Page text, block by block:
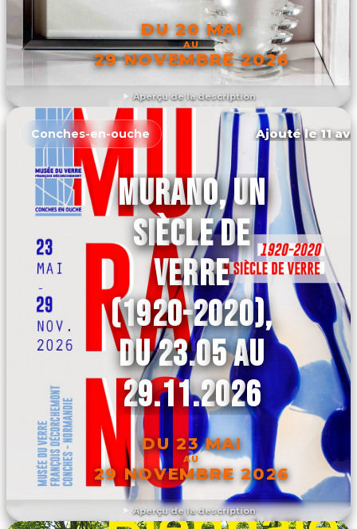
Aperçu de la description
DU 20 MAI
AU
29 NOVEMBRE 2026
DÉCOUVRIR L'ÉVÉNEMENT
Aperçu de la description
Conches-en-ouche Ajouté le 11
MURANO, UN
SIÈCLE DE
VERRE
(1920-2020),
DU 23.05 AU
29.11.2026
DU 23 MAI
AU
29 NOVEMBRE 2026
DÉCOUVRIR L'ÉVÉNEMENT